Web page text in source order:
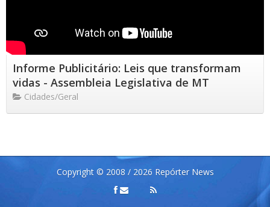
Informe Publicitário: Leis que transformam
vidas - Assembleia Legislativa de MT
Cidades/Geral
Copyright © 2008 / 2026 Repórter News